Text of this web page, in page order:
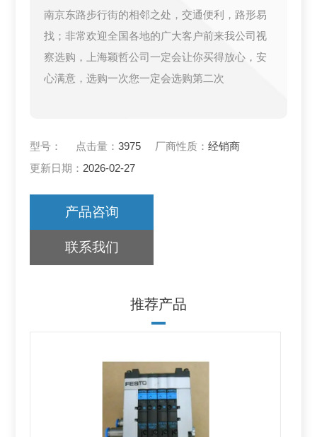
南京东路步行街的相邻之处，交通便利，路形易
找；非常欢迎全国各地的广大客户前来我公司视
察选购，上海颖哲公司一定会让你买得放心，安
心满意，选购一次您一定会选购第二次
型号： 点击量：3975 厂商性质：经销商
更新日期： 2026-02-27
产品咨询
联系我们
推荐产品